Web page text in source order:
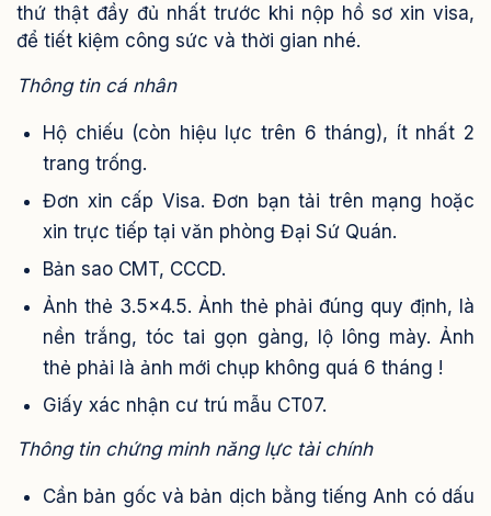
thứ thật đầy đủ nhất trước khi nộp hồ sơ xin visa,
để tiết kiệm công sức và thời gian nhé.
Thông tin cá nhân
Hộ chiếu (còn hiệu lực trên 6 tháng), ít nhất 2
trang trống.
Đơn xin cấp Visa. Đơn bạn tải trên mạng hoặc
xin trực tiếp tại văn phòng Đại Sứ Quán.
Bản sao CMT, CCCD.
Ảnh thẻ 3.5×4.5. Ảnh thẻ phải đúng quy định, là
nền trắng, tóc tai gọn gàng, lộ lông mày. Ảnh
thẻ phải là ảnh mới chụp không quá 6 tháng !
Giấy xác nhận cư trú mẫu CT07.
Thông tin chứng minh năng lực tài chính
Cần bản gốc và bản dịch bằng tiếng Anh có dấu